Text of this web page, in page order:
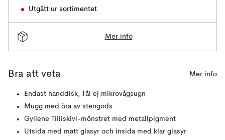
Utgått ur sortimentet
Mer info
Bra att veta Mer info
Endast handdisk, Tål ej mikrovågsugn
Mugg med öra av stengods
Gyllene Tiiliskivi-mönstret med metallpigment
Utsida med matt glasyr och insida med klar glasyr